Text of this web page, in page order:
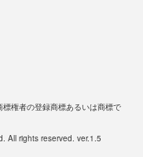
権者の登録商標あるいは商標で
All rights reserved. ver.1.5